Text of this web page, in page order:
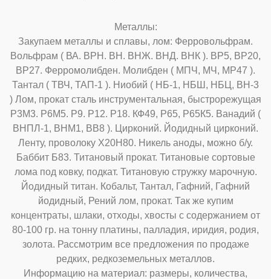
Металлы:
Закупаем металлы и сплавы, лом: Ферровольфрам.
Вольфрам ( ВА. ВРН. ВН. ВНЖ. ВНД. ВНК ). ВР5, ВР20,
ВР27. Ферромолибден. Молибден ( МПЧ, МЧ, МР47 ).
Тантал ( ТВЧ, ТАП-1 ). Ниобий ( НБ-1, НБШ, НБЦ, ВН-3
) Лом, прокат сталь инструментальная, быстрорежущая
Р3М3. Р6М5. Р9. Р12. Р18. КФ49, Р65, Р65К5. Ванадий (
ВНПЛ-1, ВНМ1, ВВ8 ). Цирконий. Йодидный цирконий.
Ленту, проволоку Х20Н80. Никель аноды, можно б/у.
Баббит Б83. Титановый прокат. Титановые сортовые
лома под ковку, подкат. Титановую стружку марочную.
Йодидный титан. Кобальт, Тантал, Гафний, Гафний
йодидный, Рений лом, прокат. Так же купим
концентраты, шлаки, отходы, хвосты с содержанием от
80-100 гр. на тонну платины, палладия, иридия, родия,
золота. Рассмотрим все предложения по продаже
редких, редкоземельных металлов.
Информацию на материал: размеры, количества,